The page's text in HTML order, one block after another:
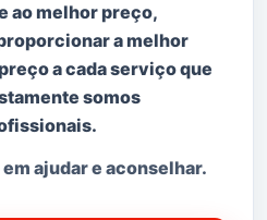
ao melhor preço,
a melhor
a cada serviço que
somos
ajudar e aconselhar.